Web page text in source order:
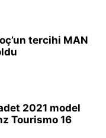
tercihi MAN
2021 model
Tourismo 16